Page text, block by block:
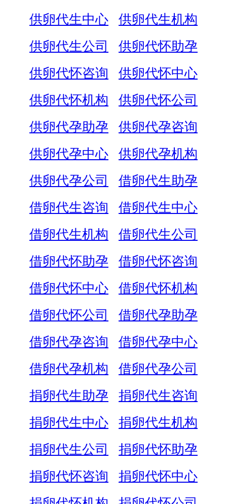
供卵代生中心
供卵代生机构
供卵代生公司
供卵代怀助孕
供卵代怀咨询
供卵代怀中心
供卵代怀机构
供卵代怀公司
供卵代孕助孕
供卵代孕咨询
供卵代孕中心
供卵代孕机构
供卵代孕公司
借卵代生助孕
借卵代生咨询
借卵代生中心
借卵代生机构
借卵代生公司
借卵代怀助孕
借卵代怀咨询
借卵代怀中心
借卵代怀机构
借卵代怀公司
借卵代孕助孕
借卵代孕咨询
借卵代孕中心
借卵代孕机构
借卵代孕公司
捐卵代生助孕
捐卵代生咨询
捐卵代生中心
捐卵代生机构
捐卵代生公司
捐卵代怀助孕
捐卵代怀咨询
捐卵代怀中心